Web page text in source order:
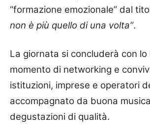
“formazione emozionale” dal
non è più quello di una volta”.
La giornata si concluderà con lo
momento di networking e
istituzioni, imprese e operatori
accompagnato da buona
degustazioni di qualità.